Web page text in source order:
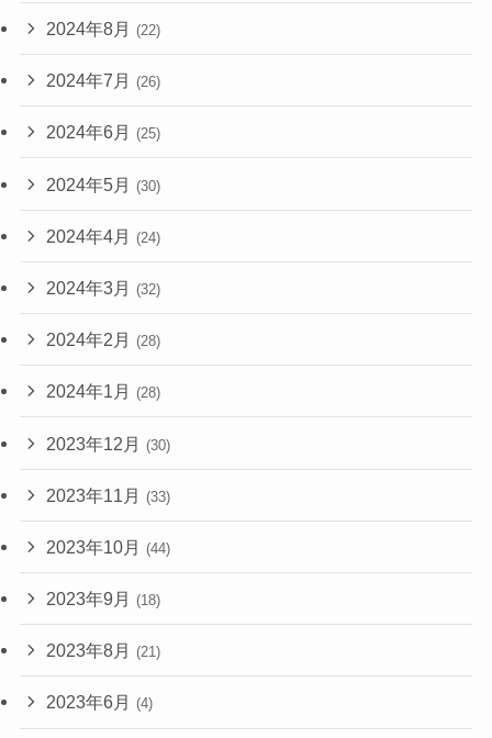
2024年8月 (22)
2024年7月 (26)
2024年6月 (25)
2024年5月 (30)
2024年4月 (24)
2024年3月 (32)
2024年2月 (28)
2024年1月 (28)
2023年12月 (30)
2023年11月 (33)
2023年10月 (44)
2023年9月 (18)
2023年8月 (21)
2023年6月 (4)